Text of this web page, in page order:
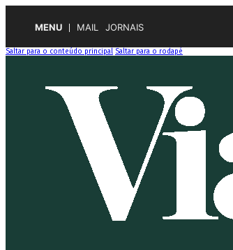
MENU MAIL JORNAIS
Saltar para o conteúdo principal Saltar para o rodapé